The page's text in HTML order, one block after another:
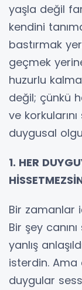
yaşla değil
kendini
bastırmak
geçmek
huzurlu
değil; çünkü
ve
duygusal
1. HER
Bir zamanlar
Bir şey
yanlış
isterdin. Ama
duygular